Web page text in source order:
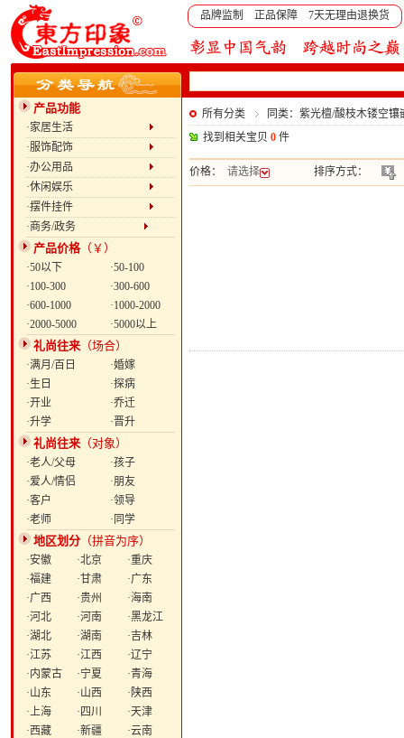
品牌监制 正品保障 7天无理由退换货
产品功能
·家居生活
·服饰配饰
·办公用品
·休闲娱乐
·摆件挂件
·商务/政务
产品价格（￥）
·50以下
·50-100
·100-300
·300-600
·600-1000
·1000-2000
·2000-5000
·5000以上
礼尚往来 （场合）
·满月/百日
·婚嫁
·生日
·探病
·开业
·乔迁
·升学
·晋升
礼尚往来 （对象）
·老人/父母
·孩子
·爱人/情侣
·朋友
·客户
·领导
·老师
·同学
地区划分 （拼音为序）
·安徽 ·北京
·重庆
·福建
·甘肃
·广东
·广西
·贵州
·海南
·河北
·河南
·黑龙江
·湖北
·湖南
·吉林
·江苏
·江西
·辽宁
·内蒙古
·宁夏
·青海
·山东
·山西
·陕西
·上海
·四川
·天津
·西藏
·新疆
·云南
所有分类
同类：紫光檀/酸枝木镂空
找到相关宝贝 0 件
价格： 请选择 排序方式：